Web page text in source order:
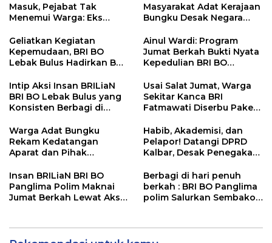
Masuk, Pejabat Tak
Menemui Warga: Eks
Pelayanan Dinas
Transmigrasi Luwu Timur
Masyarakat Adat Kerajaan
Bungku Desak Negara
Seba-Seba
​Geliatkan Kegiatan
Kepemudaan, BRI BO
Lebak Bulus Hadirkan BRI
Ainul Wardi: Program
Jumat Berkah Bukti Nyata
Kepedulian BRI BO
Masyarakat
Intip Aksi Insan BRILiaN
BRI BO Lebak Bulus yang
Konsisten Berbagi di
Usai Salat Jumat, Warga
Sekitar Kanca BRI
Fatmawati Diserbu Paket
Warga Adat Bungku
Rekam Kedatangan
Aparat dan Pihak
Klarifikasi, Transparansi
Prosedur Dipertanyakan
Habib, Akademisi, dan
Pelapor! Datangi DPRD
Kalbar, Desak Penegakan
Ajaran Menyimpang di
Tengah Masyarakat!
Insan BRILiaN BRI BO
Panglima Polim Maknai
Jumat Berkah Lewat Aksi
Berbagi di hari penuh
berkah : BRI BO Panglima
polim Salurkan Sembako